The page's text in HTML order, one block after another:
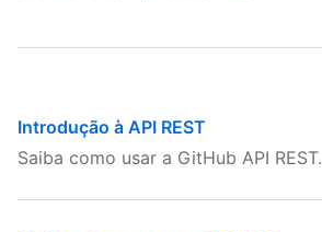
Introdução à API REST
Saiba como usar a GitHub API REST.